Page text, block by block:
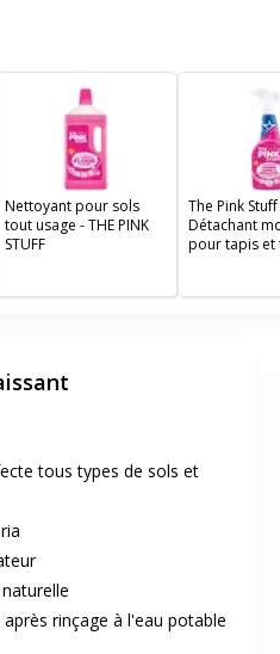
Nettoyant pour sols
tout usage - THE PINK
STUFF
The Pink
Détachant
pour tapis et
tous types de sols et
rinçage à l'eau potable